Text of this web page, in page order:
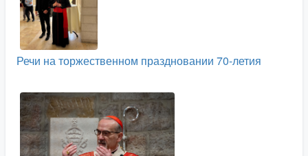
Речи на торжественном праздновании 70-летия